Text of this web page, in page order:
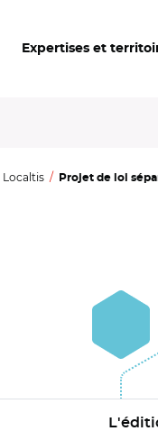
Expertises et
Localtis Projet de loi